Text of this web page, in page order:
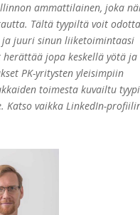
ammattilainen, joka
Tältä tyypiltä voit
juuri sinun liiketoimintaasi
herättää jopa keskellä yötä ja
PK-yritysten yleisimpiin
toimesta kuvailtu
Katso vaikka LinkedIn-